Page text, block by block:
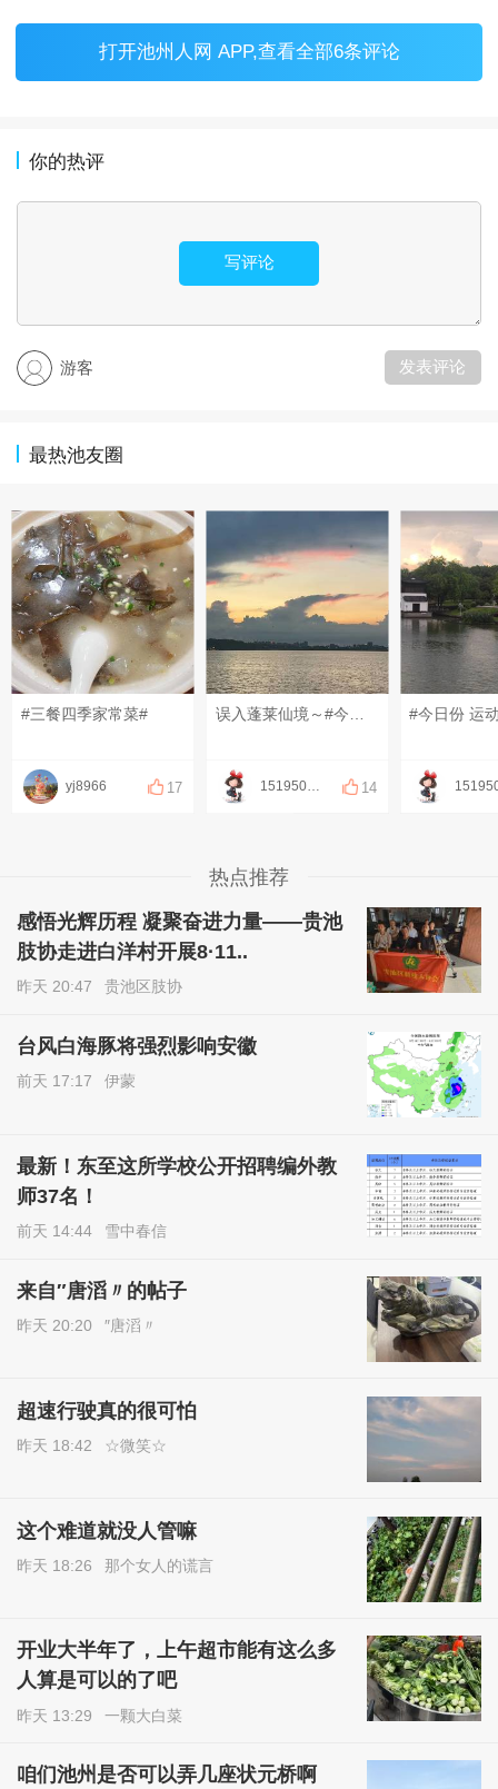
打开池州人网 APP,查看全部6条评论
你的热评
写评论
游客 发表评论
最热池友圈
#三餐四季家常菜#
yj8966 17 1519502087 14
热点推荐
感悟光辉历程 凝聚奋进力量——贵池
肢协走进白洋村开展8·11..
昨天 20:47 贵池区肢协
台风白海豚将强烈影响安徽
前天 17:17 伊蒙
最新！东至这所学校公开招聘编外教
师37名！
前天 14:44 雪中春信
来自″唐滔〃的帖子
昨天 20:20 ″唐滔〃
超速行驶真的很可怕
昨天 18:42 ☆微笑☆
这个难道就没人管嘛
昨天 18:26 那个女人的谎言
开业大半年了，上午超市能有这么多
人算是可以的了吧
昨天 13:29 一颗大白菜
咱们池州是否可以弄几座状元桥啊